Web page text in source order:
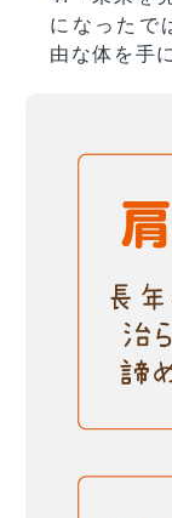
になったで
由な体を手